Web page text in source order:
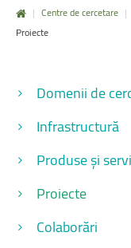
| Centre de cercetare |
Proiecte
Domenii de
Infrastructură
Produse și
Proiecte
Colaborări